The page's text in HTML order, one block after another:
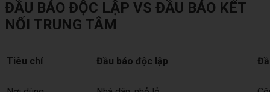
ĐẦU BÁO ĐỘC LẬP VS ĐẦU BÁO KẾT
NỐI TRUNG TÂM
Tiêu chí Đầu báo độc lập